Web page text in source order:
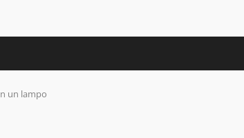
un lampo